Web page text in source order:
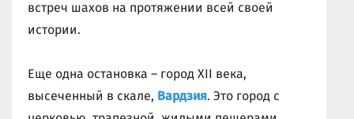
встреч шахов на протяжении всей своей
истории.
Еще одна остановка – город XII века,
высеченный в скале, Вардзия. Это город с